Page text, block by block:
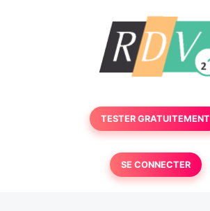
TESTER GRATUITEMENT
SE CONNECTER